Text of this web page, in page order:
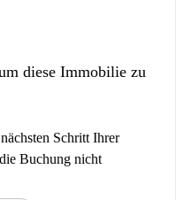
diese Immobilie zu
Schritt Ihrer
Buchung nicht